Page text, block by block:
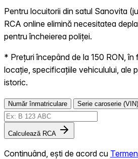
Pentru locuitorii din satul Sanovita
RCA online elimină necesitatea
pentru încheierea poliței.
* Prețuri începând de la 150 RON, în
locație, specificațiile vehiculului, ale
istoric.
Număr înmatriculare Serie caroserie (VIN)
Calculează RCA
Continuând, ești de acord cu